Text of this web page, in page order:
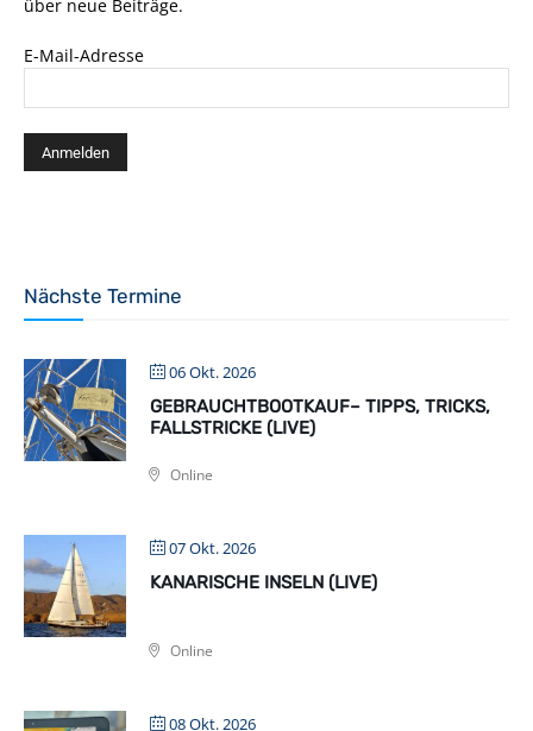
über neue Beiträge.
E-Mail-Adresse
Nächste Termine
06 Okt. 2026
GEBRAUCHTBOOTKAUF– TIPPS, TRICKS,
FALLSTRICKE (LIVE)
Online
07 Okt. 2026
KANARISCHE INSELN (LIVE)
Online
08 Okt. 2026